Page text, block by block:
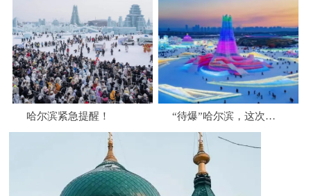
哈尔滨紧急提醒！ “待爆”哈尔滨，这次能火吗？